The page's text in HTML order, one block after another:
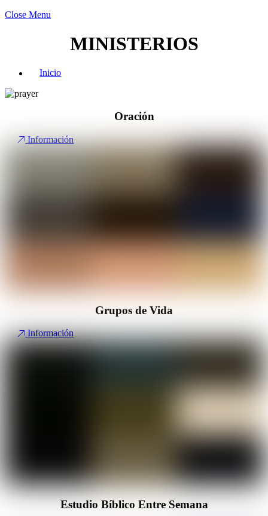
Close Menu
MINISTERIOS
Inicio
Oración
Información
Grupos de Vida
Información
Estudio Bíblico Entre Semana